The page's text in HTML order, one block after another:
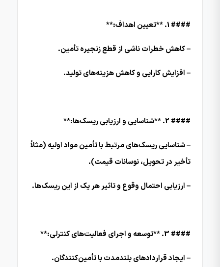
#### 1. **تعیین اهداف:**
– کاهش خطرات ناشی از قطع زنجیره تأمین.
– افزایش کارایی و کاهش هزینه‌های تولید.
#### 2. **شناسایی و ارزیابی ریسک‌ها:**
– شناسایی ریسک‌های مرتبط با تأمین مواد اولیه (مثلاً
تأخیر در تحویل، نوسانات قیمت).
– ارزیابی احتمال وقوع و تاثیر هر یک از این ریسک‌ها.
#### 3. **توسعه و اجرای فعالیت‌های کنترلی:**
– ایجاد قراردادهای بلندمدت با تأمین‌کنندگان.